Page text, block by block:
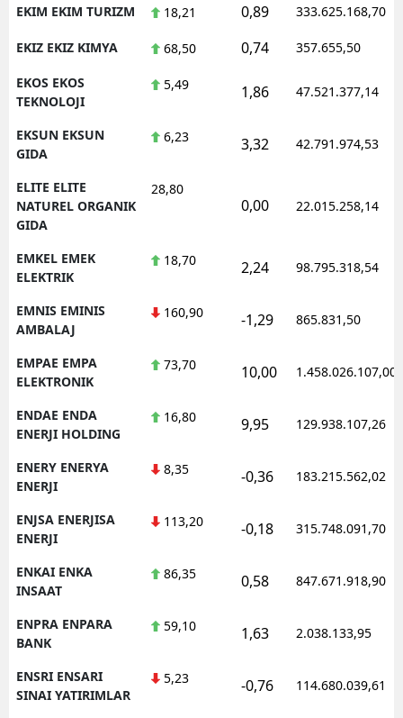
EKIM EKIM TURIZM 18,21 0,89 333.625.168,70
EKIZ EKIZ KIMYA 68,50 0,74 357.655,50
EKOS EKOS
TEKNOLOJI
5,49 1,86 47.521.377,14
EKSUN EKSUN
GIDA
6,23 3,32 42.791.974,53
ELITE ELITE
NATUREL ORGANIK
GIDA
28,80
0,00 22.015.258,14
EMKEL EMEK
ELEKTRIK
18,70 2,24 98.795.318,54
EMNIS EMINIS
AMBALAJ
160,90 -1,29 865.831,50
EMPAE EMPA
ELEKTRONIK
73,70 10,00 1.458.026.107,00
ENDAE ENDA
ENERJI HOLDING
16,80 9,95 129.938.107,26
ENERY ENERYA
ENERJI
8,35 -0,36 183.215.562,02
ENJSA ENERJISA
ENERJI
113,20 -0,18 315.748.091,70
ENKAI ENKA
INSAAT
86,35 0,58 847.671.918,90
ENPRA ENPARA
BANK
59,10 1,63 2.038.133,95
ENSRI ENSARI
SINAI YATIRIMLAR
5,23 -0,76 114.680.039,61